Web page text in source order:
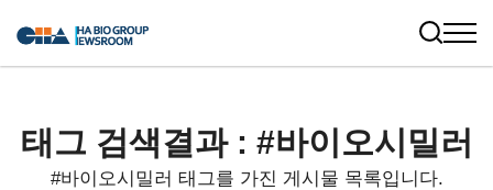
태그 검색결과 : #바이오시밀러
#바이오시밀러 태그를 가진 게시물 목록입니다.